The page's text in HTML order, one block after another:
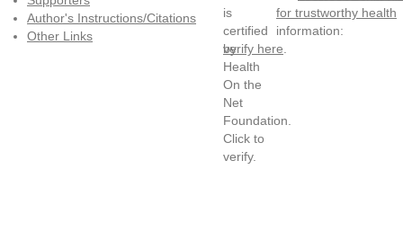
Author's Instructions/Citations
Other Links
for trustworthy health
information:
verify here